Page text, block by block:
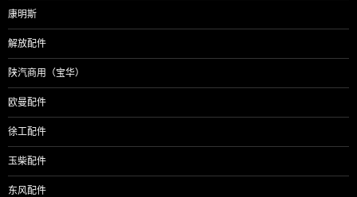
康明斯
解放配件
陕汽商用（宝华）
欧曼配件
徐工配件
玉柴配件
东风配件